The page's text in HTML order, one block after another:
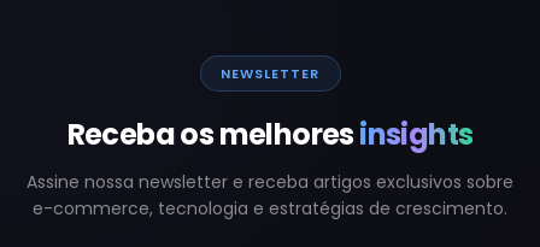
NEWSLETTER
Receba os melhoresinsights
Assine nossa newsletter e receba artigos exclusivos sobre
e-commerce, tecnologia e estratégias de crescimento.